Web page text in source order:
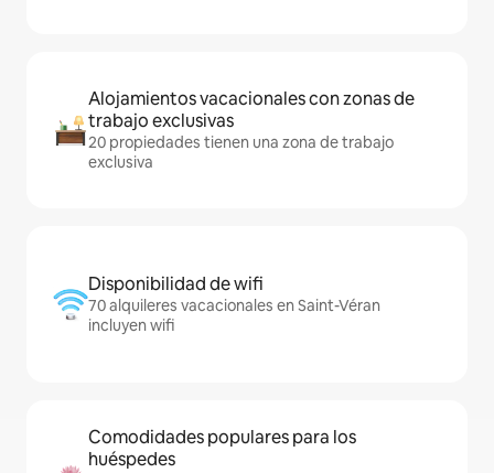
Alojamientos vacacionales con zonas de
trabajo exclusivas
20 propiedades tienen una zona de trabajo
exclusiva
Disponibilidad de wifi
70 alquileres vacacionales en Saint-Véran
incluyen wifi
Comodidades populares para los
huéspedes